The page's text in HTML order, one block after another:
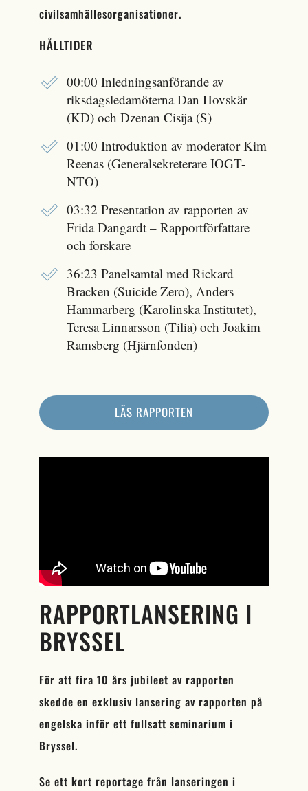
civilsamhällesorganisationer.
HÅLLTIDER
00:00 Inledningsanförande av
riksdagsledamöterna Dan Hovskär
(KD) och Dzenan Cisija (S)
01:00 Introduktion av moderator Kim
Reenas (Generalsekreterare IOGT-
NTO)
03:32 Presentation av rapporten av
Frida Dangardt – Rapportförfattare
och forskare
36:23 Panelsamtal med Rickard
Bracken (Suicide Zero), Anders
Hammarberg (Karolinska Institutet),
Teresa Linnarsson (Tilia) och Joakim
Ramsberg (Hjärnfonden)
LÄS RAPPORTEN
RAPPORTLANSERING I
BRYSSEL
För att fira 10 års jubileet av rapporten
skedde en exklusiv lansering av rapporten på
engelska inför ett fullsatt seminarium i
Bryssel.
Se ett kort reportage från lanseringen i